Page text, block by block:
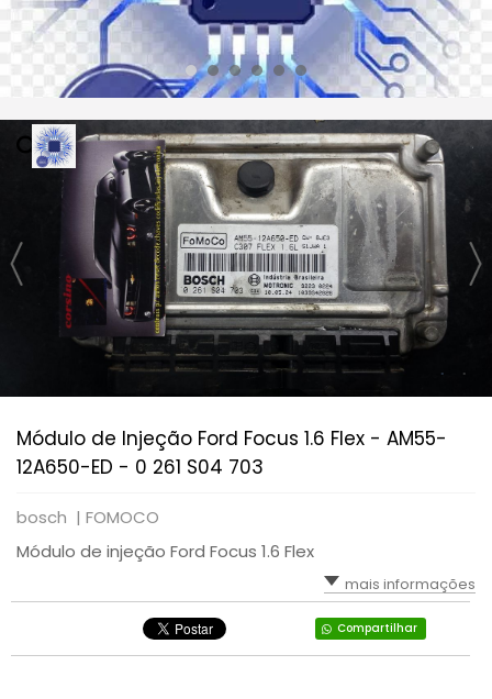
Módulo de Injeção Ford Focus 1.6 Flex - AM55-
12A650-ED - 0 261 S04 703
bosch | FOMOCO
Módulo de injeção Ford Focus 1.6 Flex
mais informações
Compartilhar